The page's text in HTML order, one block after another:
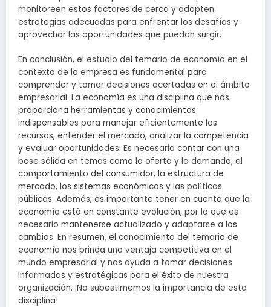
monitoreen estos factores de cerca y adopten
estrategias adecuadas para enfrentar los desafíos y
aprovechar las oportunidades que puedan surgir.
En conclusión, el estudio del temario de economía en el
contexto de la empresa es fundamental para
comprender y tomar decisiones acertadas en el ámbito
empresarial. La economía es una disciplina que nos
proporciona herramientas y conocimientos
indispensables para manejar eficientemente los
recursos, entender el mercado, analizar la competencia
y evaluar oportunidades. Es necesario contar con una
base sólida en temas como la oferta y la demanda, el
comportamiento del consumidor, la estructura de
mercado, los sistemas económicos y las políticas
públicas. Además, es importante tener en cuenta que la
economía está en constante evolución, por lo que es
necesario mantenerse actualizado y adaptarse a los
cambios. En resumen, el conocimiento del temario de
economía nos brinda una ventaja competitiva en el
mundo empresarial y nos ayuda a tomar decisiones
informadas y estratégicas para el éxito de nuestra
organización. ¡No subestimemos la importancia de esta
disciplina!